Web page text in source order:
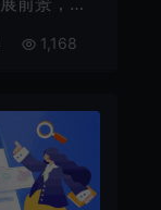
1,168